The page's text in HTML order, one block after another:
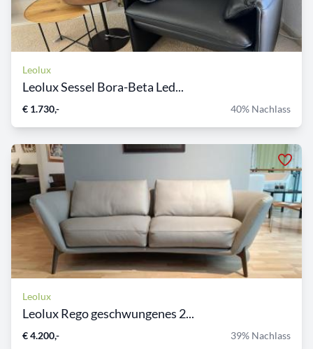
Leolux
Leolux Sessel Bora-Beta Led...
€ 1.730,- 40% Nachlass
Leolux
Leolux Rego geschwungenes 2...
€ 4.200,- 39% Nachlass